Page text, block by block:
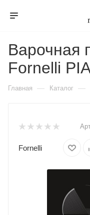
Варочная
Fornelli
Главная — Каталог —
Fornelli